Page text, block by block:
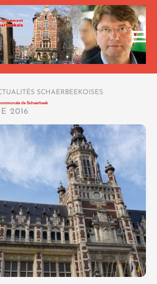
SCHAERBEEKOISES
de Schaerbeek
2016